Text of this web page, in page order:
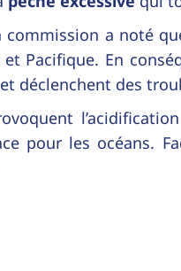
a noté
Pacifique. En
déclenchent des
pour les océans.